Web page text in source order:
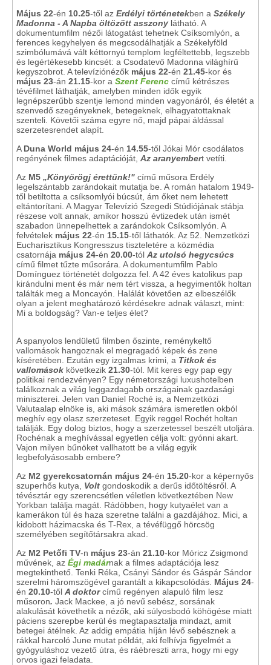
Május 22-én 10.25-től az Erdélyi történetekben a Székely
Madonna - A Napba öltözött asszony látható. A
dokumentumfilm nézői látogatást tehetnek Csíksomlyón, a
ferences kegyhelyen és megcsodálhatják a Székelyföld
szimbólumává vált kéttornyú templom legféltettebb, legszebb
és legértékesebb kincsét: a Csodatevő Madonna világhírű
kegyszobrot. A televíziónézők május 22-én 21.45-kor és
május 23-án 21.15-kor a Szent Ferenc című kétrészes
tévéfilmet láthatják, amelyben minden idők egyik
legnépszerűbb szentje lemond minden vagyonáról, és életét a
szenvedő szegényeknek, betegeknek, elhagyatottaknak
szenteli. Követői száma egyre nő, majd pápai áldással
szerzetesrendet alapít.
A Duna World május 24-én 14.55-től Jókai Mór csodálatos
regényének filmes adaptációját, Az aranyembert vetíti.
Az M5 „Könyörögj érettünk!" című műsora Erdély
legelszántabb zarándokait mutatja be. A román hatalom 1949-
től betiltotta a csíksomlyói búcsút, ám őket nem lehetett
eltántorítani. A Magyar Televízió Szegedi Stúdiójának stábja
részese volt annak, amikor hosszú évtizedek után ismét
szabadon ünnepelhettek a zarándokok Csíksomlyón. A
felvételek május 22-én 15.15-től láthatók. Az 52. Nemzetközi
Eucharisztikus Kongresszus tiszteletére a közmédia
csatornája május 24-én 20.00-tól Az utolsó hegycsúcs
című filmet tűzte műsorára. A dokumentumfilm Pablo
Domínguez történetét dolgozza fel. A 42 éves katolikus pap
kirándulni ment és már nem tért vissza, a hegyimentők holtan
találták meg a Moncayón. Halálát követően az elbeszélők
olyan a jelent meghatározó kérdésekre adnak választ, mint:
Mi a boldogság? Van-e teljes élet?
A spanyolos lendületű filmben őszinte, reménykeltő
vallomások hangoznak el megragadó képek és zene
kíséretében. Ezután egy izgalmas krimi, a Titkok és
vallomások következik 21.30-tól. Mit keres egy pap egy
politikai rendezvényen? Egy németországi luxushotelben
találkoznak a világ leggazdagabb országainak gazdasági
miniszterei. Jelen van Daniel Roché is, a Nemzetközi
Valutaalap elnöke is, aki mások számára ismeretlen okból
meghív egy olasz szerzeteset. Egyik reggel Rochét holtan
találják. Egy dolog biztos, hogy a szerzetessel beszélt utoljára.
Rochénak a meghívással egyetlen célja volt: gyónni akart.
Vajon milyen bűnöket vallhatott be a világ egyik
legbefolyásosabb embere?
Az M2 gyerekcsatornán május 24-én 15.20-kor a képernyős
szuperhős kutya, Volt gondoskodik a derűs időtöltésről. A
tévésztár egy szerencsétlen véletlen következtében New
Yorkban találja magát. Rádöbben, hogy kutyaélet van a
kamerákon túl és haza szeretne találni a gazdájához. Mici, a
kidobott házimacska és T-Rex, a tévéfüggő hörcsög
személyében segítőtársakra akad.
Az M2 Petőfi TV-n május 23-án 21.10-kor Móricz Zsigmond
művének, az Égi madárnak a filmes adaptációja lesz
megtekinthető. Tenki Réka, Csányi Sándor és Gáspár Sándor
szerelmi háromszögével garantált a kikapcsolódás. Május 24-
én 20.10-től A doktorcímű regényen alapuló film lesz
műsoron. Jack Mackee, a jó nevű sebész, sorsának
alakulását követhetik a nézők, aki súlyosbodó köhögése miatt
páciens szerepbe kerül és megtapasztalja mindazt, amit
betegei átélnek. Az addig empátia híján lévő sebésznek a
rákkal harcoló June mutat példát, aki felhívja figyelmét a
gyógyuláshoz vezető útra, és ráébreszti arra, hogy mi egy
orvos igazi feladata.